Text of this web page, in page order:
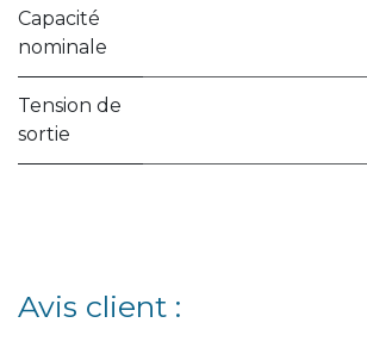
Capacité
nominale
Tension de
sortie
Avis client :